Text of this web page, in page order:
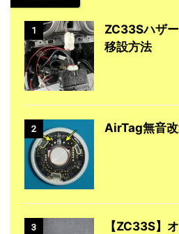
1
ZC33Sハザ
移設方法
2 AirTag無音
3
【ZC33S】